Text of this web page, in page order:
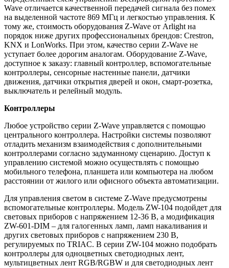
Wave отличается качественной передачей сигнала без помех
на выделенной частоте 869 МГц и легкостью управления. К
тому же, стоимость оборудования Z-Wave от Arlight на
порядок ниже других профессиональных брендов: Crestron,
KNX и LonWorks. При этом, качество серии Z-Wave не
уступает более дорогим аналогам. Оборудование Z-Wave,
доступное к заказу: главный контроллер, вспомогательные
контроллеры, сенсорные настенные панели, датчики
движения, датчики открытия дверей и окон, смарт-розетка,
выключатель и релейный модуль.
Контроллеры
Любое устройство серии Z-Wave управляется с помощью
центрального контроллера. Настройки системы позволяют
отладить механизм взаимодействия с дополнительными
контроллерами согласно задуманному сценарию. Доступ к
управлению системой можно осуществлять с помощью
мобильного телефона, планшета или компьютера на любом
расстоянии от жилого или офисного объекта автоматизации.
Для управления светом в системе Z-Wave предусмотрены
вспомогательные контроллеры. Модель ZW-104 подойдет для
световых приборов с напряжением 12-36 В, а модификация
ZW-601-DIM – для галогенных ламп, ламп накаливания и
других световых приборов с напряжением 230 В,
регулируемых по TRIAC. В серии ZW-104 можно подобрать
контроллеры для одноцветных светодиодных лент,
мультицветных лент RGB/RGBW и для светодиодных лент